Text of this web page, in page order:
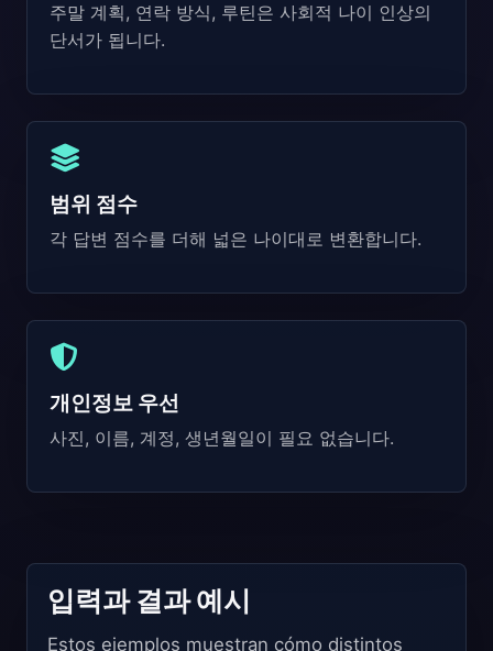
주말 계획, 연락 방식, 루틴은 사회적 나이 인상의
단서가 됩니다.
범위 점수
각 답변 점수를 더해 넓은 나이대로 변환합니다.
개인정보 우선
사진, 이름, 계정, 생년월일이 필요 없습니다.
입력과 결과 예시
Estos ejemplos muestran cómo distintos